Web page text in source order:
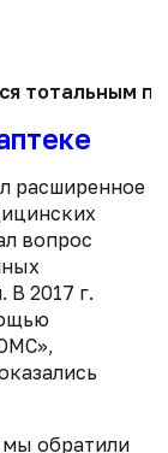
тотальным
расширенное
вопрос
В 2017 г.
мы обратили